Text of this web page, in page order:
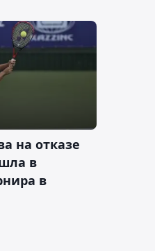
на отказе
в
в